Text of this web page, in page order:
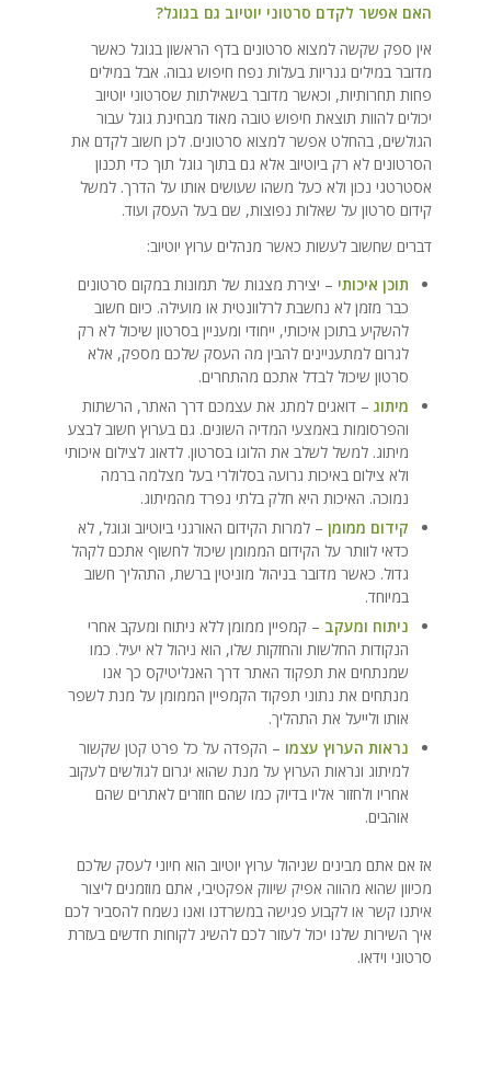
האם אפשר לקדם סרטוני יוטיוב גם בגוגל?
אין ספק שקשה למצוא סרטונים בדף הראשון בגוגל כאשר
מדובר במילים גנריות בעלות נפח חיפוש גבוה. אבל במילים
פחות תחרותיות, וכאשר מדובר בשאילתות שסרטוני יוטיוב
יכולים להוות תוצאת חיפוש טובה מאוד מבחינת גוגל עבור
הגולשים, בהחלט אפשר למצוא סרטונים. לכן חשוב לקדם את
הסרטונים לא רק ביוטיוב אלא גם בתוך גוגל תוך כדי תכנון
אסטרטגי נכון ולא כעל משהו שעושים אותו על הדרך. למשל
קידום סרטון על שאלות נפוצות, שם בעל העסק ועוד.
דברים שחשוב לעשות כאשר מנהלים ערוץ יוטיוב:
תוכן איכותי – יצירת מצגות של תמונות במקום סרטונים
כבר מזמן לא נחשבת לרלוונטית או מועילה. כיום חשוב
להשקיע בתוכן איכותי, ייחודי ומעניין בסרטון שיכול לא רק
לגרום למתעניינים להבין מה העסק שלכם מספק, אלא
סרטון שיכול לבדל אתכם מהתחרים.
מיתוג – דואגים למתג את עצמכם דרך האתר, הרשתות
והפרסומות באמצעי המדיה השונים. גם בערוץ חשוב לבצע
מיתוג. למשל לשלב את הלוגו בסרטון. לדאוג לצילום איכותי
ולא צילום באיכות גרועה בסלולרי בעל מצלמה ברמה
נמוכה. האיכות היא חלק בלתי נפרד מהמיתוג.
קידום ממומן– למרות הקידום האורגני ביוטיוב וגוגל, לא
כדאי לוותר על הקידום הממומן שיכול לחשוף אתכם לקהל
גדול. כאשר מדובר בניהול מוניטין ברשת, התהליך חשוב
במיוחד.
ניתוח ומעקב – קמפיין ממומן ללא ניתוח ומעקב אחרי
הנקודות החלשות והחזקות שלו, הוא ניהול לא יעיל. כמו
שמנתחים את תפקוד האתר דרך האנליטיקס כך אנו
מנתחים את נתוני תפקוד הקמפיין הממומן על מנת לשפר
אותו ולייעל את התהליך.
נראות הערוץ עצמו – הקפדה על כל פרט קטן שקשור
למיתוג ונראות הערוץ על מנת שהוא יגרום לגולשים לעקוב
אחריו ולחזור אליו בדיוק כמו שהם חוזרים לאתרים שהם
אוהבים.
אז אם אתם מבינים שניהול ערוץ יוטיוב הוא חיוני לעסק שלכם
מכיוון שהוא מהווה אפיק שיווק אפקטיבי, אתם מוזמנים ליצור
איתנו קשר או לקבוע פגישה במשרדנו ואנו נשמח להסביר לכם
איך השירות שלנו יכול לעזור לכם להשיג לקוחות חדשים בעזרת
סרטוני וידאו.